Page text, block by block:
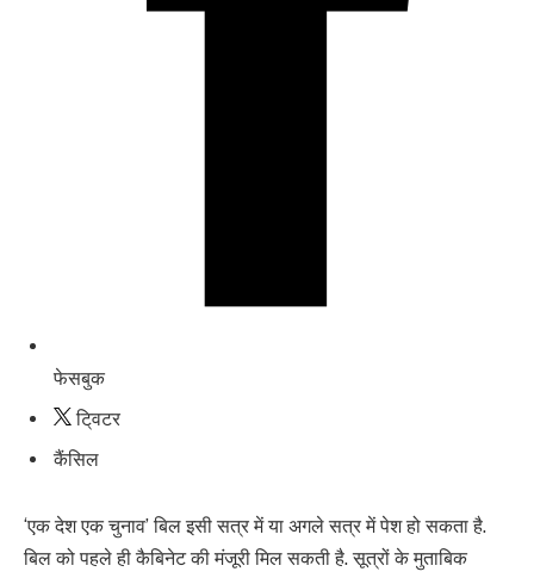
फेसबुक
टि्वटर
कैंसिल
‘एक देश एक चुनाव’ बिल इसी सत्र में या अगले सत्र में पेश हो सकता है.
बिल को पहले ही कैबिनेट की मंजूरी मिल सकती है. सूत्रों के मुताबिक